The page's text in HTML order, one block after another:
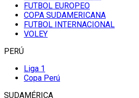
FUTBOL EUROPEO
COPA SUDAMERICANA
FUTBOL INTERNACIONAL
VOLEY
PERÚ
Liga 1
Copa Perú
SUDAMÉRICA